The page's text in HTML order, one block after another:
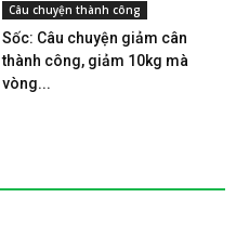
Câu chuyện thành công
Sốc: Câu chuyện giảm cân
thành công, giảm 10kg mà
vòng...